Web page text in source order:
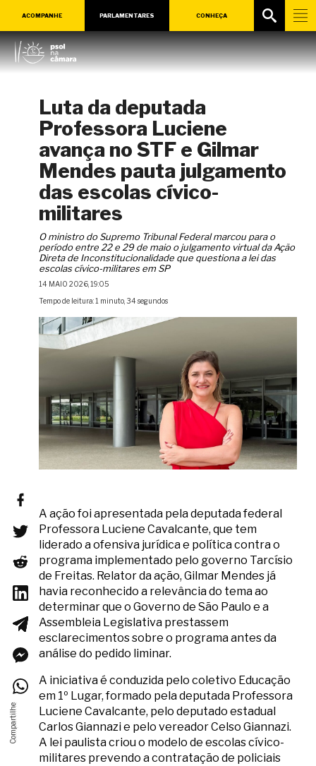
ACOMPANHE PARLAMENTARES CONHEÇA
Luta da deputada
Professora Luciene
avança no STF e Gilmar
Mendes pauta julgamento
das escolas cívico-
militares
O ministro do Supremo Tribunal Federal marcou para o
período entre 22 e 29 de maio o julgamento virtual da Ação
Direta de Inconstitucionalidade que questiona a lei das
escolas cívico-militares em SP
14 MAIO 2026, 19:05
Tempo de leitura: 1 minuto, 34 segundos
A ação foi apresentada pela deputada federal
Professora Luciene Cavalcante, que tem
liderado a ofensiva jurídica e política contra o
programa implementado pelo governo Tarcísio
de Freitas. Relator da ação, Gilmar Mendes já
havia reconhecido a relevância do tema ao
determinar que o Governo de São Paulo e a
Assembleia Legislativa prestassem
esclarecimentos sobre o programa antes da
análise do pedido liminar.
A iniciativa é conduzida pelo coletivo Educação
em 1º Lugar, formado pela deputada Professora
Luciene Cavalcante, pelo deputado estadual
Carlos Giannazi e pelo vereador Celso Giannazi.
A lei paulista criou o modelo de escolas cívico-
militares prevendo a contratação de policiais